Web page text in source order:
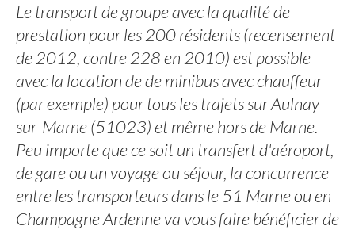
Le transport de groupe avec la qualité de
prestation pour les 200 résidents (recensement
de 2012, contre 228 en 2010) est possible
avec la location de de minibus avec chauffeur
(par exemple) pour tous les trajets sur Aulnay-
sur-Marne (51023) et même hors de Marne.
Peu importe que ce soit un transfert d'aéroport,
de gare ou un voyage ou séjour, la concurrence
entre les transporteurs dans le 51 Marne ou en
Champagne Ardenne va vous faire bénéficier de